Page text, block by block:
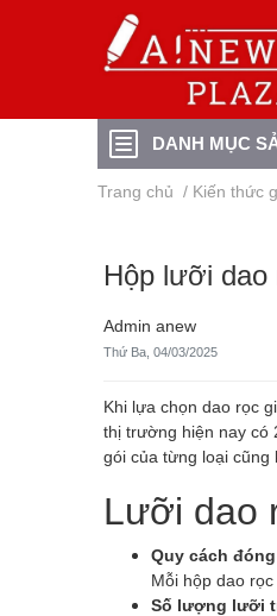
DANH MỤC
Trang chủ / Kiến thức
Hộp lưỡi dao
Admin anew
Thứ Ba, 04/03/2025
Khi lựa chọn dao rọc
thị trường hiện nay có
gói của từng loại cũng
Lưỡi dao
Quy cách
Mỗi hộp dao
Số lượng lưỡi